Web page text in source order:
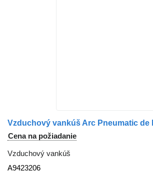
Cena na požiadanie
Vzduchový vankúš
A9423206